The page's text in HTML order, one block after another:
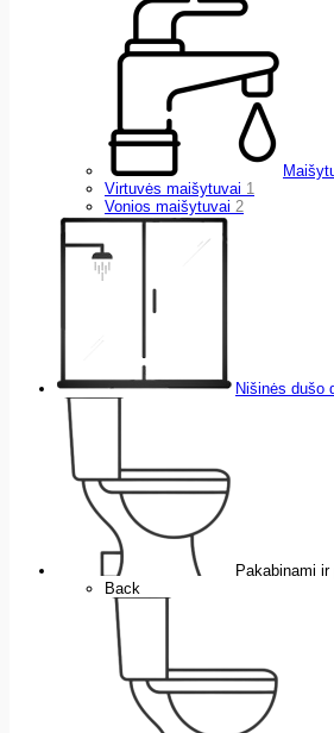
Virtuvės maišytuvai 1
Vonios maišytuvai 2
Nišinės dušo
Pakabinami
Back